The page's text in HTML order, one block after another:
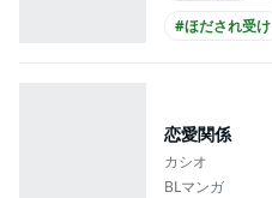
#ほだされ受け
恋愛関係
カシオ
BLマンガ